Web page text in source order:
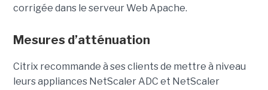
corrigée dans le serveur Web Apache.
Mesures d’atténuation
Citrix recommande à ses clients de mettre à niveau
leurs appliances NetScaler ADC et NetScaler